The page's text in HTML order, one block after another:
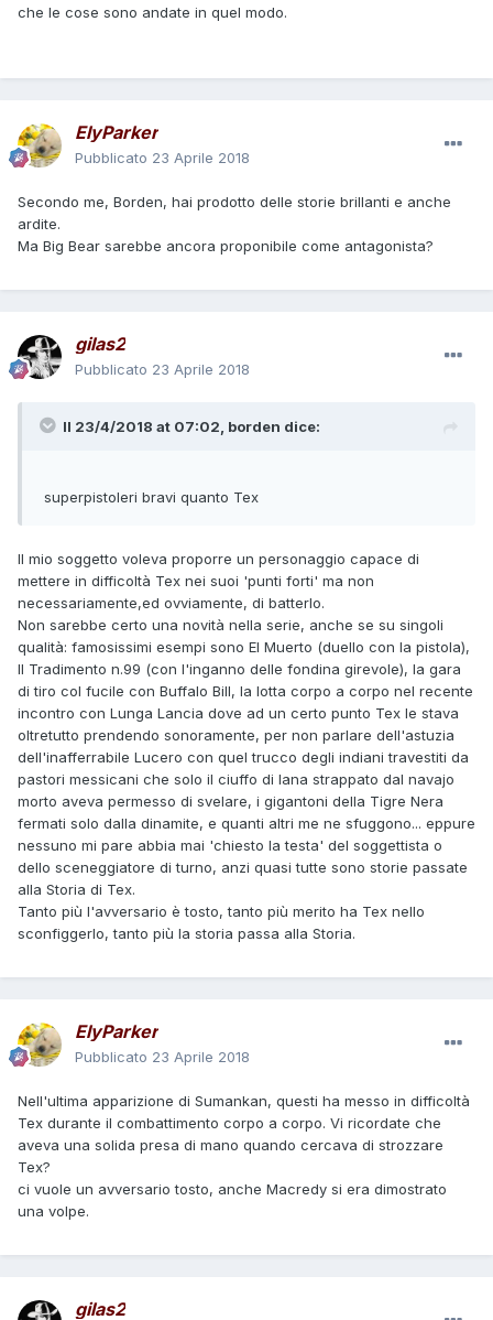
che le cose sono andate in quel modo.
ElyParker
Pubblicato 23 Aprile 2018
Secondo me, Borden, hai prodotto delle storie brillanti e anche
ardite.
Ma Big Bear sarebbe ancora proponibile come antagonista?
gilas2
Pubblicato 23 Aprile 2018
Il 23/4/2018 at 07:02, borden dice:
superpistoleri bravi quanto Tex
Il mio soggetto voleva proporre un personaggio capace di
mettere in difficoltà Tex nei suoi 'punti forti' ma non
necessariamente,ed ovviamente, di batterlo.
Non sarebbe certo una novità nella serie, anche se su singoli
qualità: famosissimi esempi sono El Muerto (duello con la pistola),
Il Tradimento n.99 (con l'inganno delle fondina girevole), la gara
di tiro col fucile con Buffalo Bill, la lotta corpo a corpo nel recente
incontro con Lunga Lancia dove ad un certo punto Tex le stava
oltretutto prendendo sonoramente, per non parlare dell'astuzia
dell'inafferrabile Lucero con quel trucco degli indiani travestiti da
pastori messicani che solo il ciuffo di lana strappato dal navajo
morto aveva permesso di svelare, i gigantoni della Tigre Nera
fermati solo dalla dinamite, e quanti altri me ne sfuggono... eppure
nessuno mi pare abbia mai 'chiesto la testa' del soggettista o
dello sceneggiatore di turno, anzi quasi tutte sono storie passate
alla Storia di Tex.
Tanto più l'avversario è tosto, tanto più merito ha Tex nello
sconfiggerlo, tanto più la storia passa alla Storia.
ElyParker
Pubblicato 23 Aprile 2018
Nell'ultima apparizione di Sumankan, questi ha messo in difficoltà
Tex durante il combattimento corpo a corpo. Vi ricordate che
aveva una solida presa di mano quando cercava di strozzare
Tex?
ci vuole un avversario tosto, anche Macredy si era dimostrato
una volpe.
gilas2